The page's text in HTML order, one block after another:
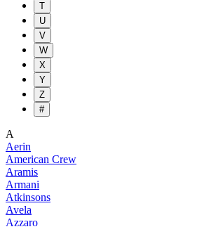
T
U
V
W
X
Y
Z
#
A
Aerin
American Crew
Aramis
Armani
Atkinsons
Avela
Azzaro